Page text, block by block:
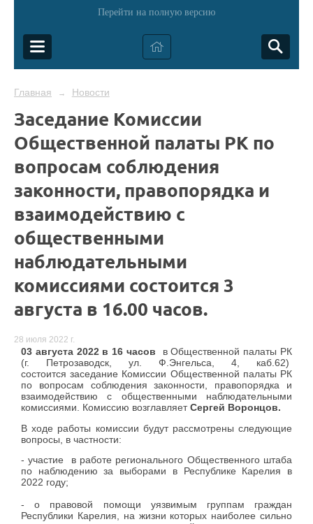
Перейти на полную версию
Главная → Новости
Заседание Комиссии
Общественной палаты РК по
вопросам соблюдения
законности, правопорядка и
взаимодействию с
общественными
наблюдательными
комиссиями состоится 3
августа в 16.00 часов.
28 июля 2022 г.
03 августа 2022 в 16 часов в Общественной палаты РК
(г. Петрозаводск, ул. Ф.Энгельса, 4, каб.62)
состоится заседание Комиссии Общественной палаты РК
по вопросам соблюдения законности, правопорядка и
взаимодействию с общественными наблюдательными
комиссиями. Комиссию возглавляетСергей Воронцов.
В ходе работы комиссии будут рассмотрены следующие
вопросы, в частности:
- участие в работе регионального Общественного штаба
по наблюдению за выборами в Республике Карелия в
2022 году;
- о правовой помощи уязвимым группам граждан
Республики Карелия, на жизни которых наиболее сильно